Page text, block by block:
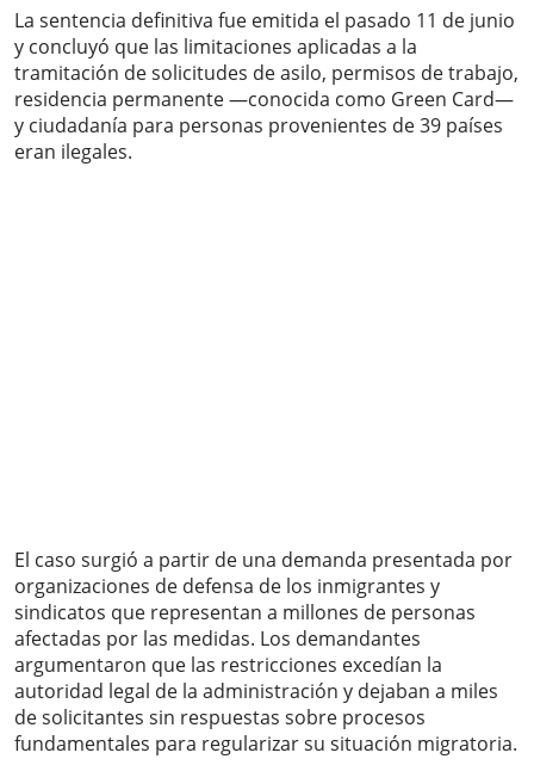
La sentencia definitiva fue emitida el pasado 11 de junio
y concluyó que las limitaciones aplicadas a la
tramitación de solicitudes de asilo, permisos de trabajo,
residencia permanente —conocida como Green Card—
y ciudadanía para personas provenientes de 39 países
eran ilegales.
El caso surgió a partir de una demanda presentada por
organizaciones de defensa de los inmigrantes y
sindicatos que representan a millones de personas
afectadas por las medidas. Los demandantes
argumentaron que las restricciones excedían la
autoridad legal de la administración y dejaban a miles
de solicitantes sin respuestas sobre procesos
fundamentales para regularizar su situación migratoria.